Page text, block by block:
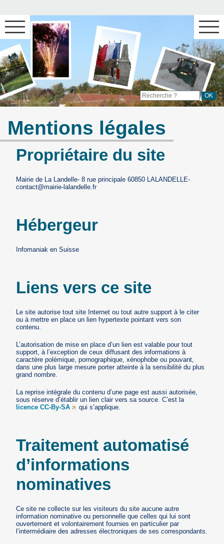
Mentions légales
Propriétaire du site
Mairie de La Landelle- 8 rue principale 60850 LALANDELLE-
contact@mairie-lalandelle.fr
Hébergeur
Infomaniak en Suisse
Liens vers ce site
Le site autorise tout site Internet ou tout autre support à le citer
ou à mettre en place un lien hypertexte pointant vers son
contenu.
L’autorisation de mise en place d’un lien est valable pour tout
support, à l’exception de ceux diffusant des informations à
caractère polémique, pornographique, xénophobe ou pouvant,
dans une plus large mesure porter atteinte à la sensibilité du plus
grand nombre.
La reprise intégrale du contenu d’une page est aussi autorisée,
sous réserve d’établir un lien clair vers sa source. C’est la
licence CC-By-SA
qui s’applique.
Traitement automatisé
d’informations
nominatives
Ce site ne collecte sur les visiteurs du site aucune autre
information nominative ou personnelle que celles qui lui sont
ouvertement et volontairement fournies en particulier par
l’intermédiaire des adresses électroniques de ses correspondants.